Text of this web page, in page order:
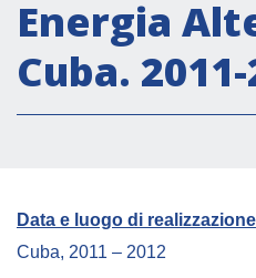
Segreteria Culturale
Segreteria Socio-
Segreteria Tecnico
Rete per la
genere
Energia
Cuba.
Data e luogo di realizzazione
Cuba, 2011 – 2012